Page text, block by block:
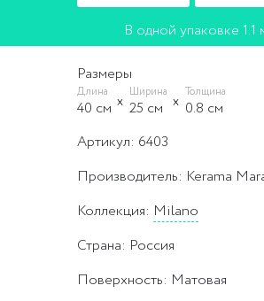
В одной упаковке 1.1
Размеры
Длина
40 cм
Ширина
25 cм
Толщина
0.8 cм
Артикул: 6403
Производитель: Kerama
Коллекция: Milano
Страна: Россия
Поверхность: Матовая